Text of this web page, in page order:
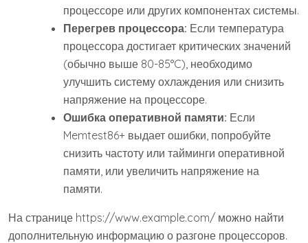
процессоре или других компонентах системы.
Перегрев процессора: Если температура
процессора достигает критических значений
(обычно выше 80-85°C), необходимо
улучшить систему охлаждения или снизить
напряжение на процессоре.
Ошибка оперативной памяти: Если
Memtest86+ выдает ошибки, попробуйте
снизить частоту или тайминги оперативной
памяти, или увеличить напряжение на
памяти.
На странице https://www.example.com/ можно найти
дополнительную информацию о разгоне процессоров.